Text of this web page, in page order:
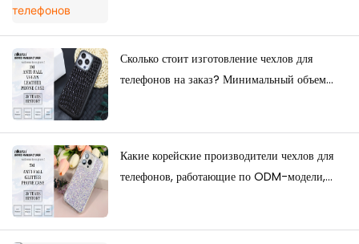
Сколько стоит изготовление чехлов для
телефонов на заказ? Минимальный объем
Какие корейские производители чехлов для
телефонов, работающие по ODM-модели,